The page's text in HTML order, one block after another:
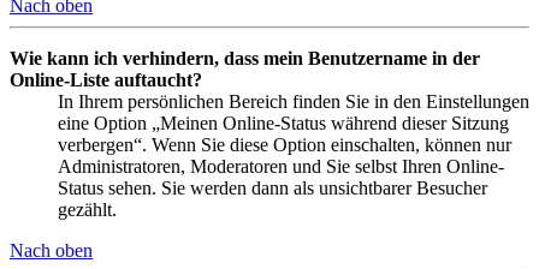
Nach oben
Wie kann ich verhindern, dass mein Benutzername in der
Online-Liste auftaucht?
In Ihrem persönlichen Bereich finden Sie in den Einstellungen
eine Option „Meinen Online-Status während dieser Sitzung
verbergen“. Wenn Sie diese Option einschalten, können nur
Administratoren, Moderatoren und Sie selbst Ihren Online-
Status sehen. Sie werden dann als unsichtbarer Besucher
gezählt.
Nach oben